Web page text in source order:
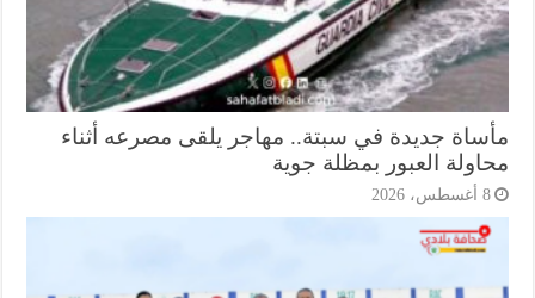
جديدة في سبتة.. مهاجر يلقى مصرعه أثناء
العبور بمظلة جوية